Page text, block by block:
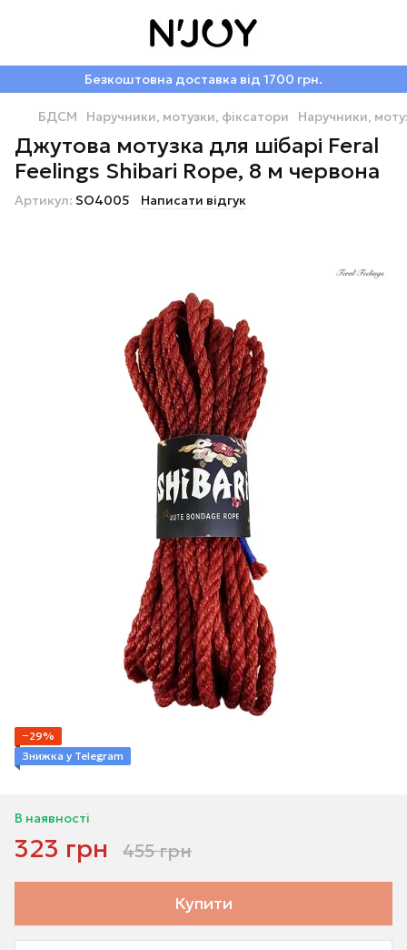
Безкоштовна доставка від 1700 грн.
БДСМ Наручники, мотузки, фіксатори Наручники,
Джутова мотузка для шібарі Feral
Feelings Shibari Rope, 8 м червона
Артикул: SO4005 Написати відгук
−29%
Знижка у Telegram
В наявності
323 грн 455 грн
Купити